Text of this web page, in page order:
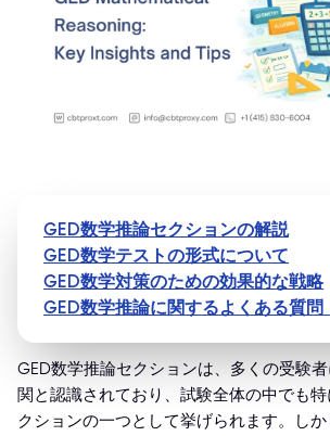
GED数学推論セクションの解説
GED数学テストの形式について
GED数学対策のための効果的な戦略
GED数学推論に関するよくある質問
GED数学推論セクションは、多くの受験
関と認識されており、試験全体の中でも
クションの一つとして挙げられます。し